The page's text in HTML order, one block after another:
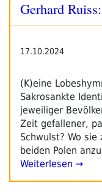
Gerhard
17.10.2024
(K)eine
Sakrosankte
jeweiliger
Zeit gefallener,
Schwulst? Wo sie
beiden Polen
Weiterlesen →